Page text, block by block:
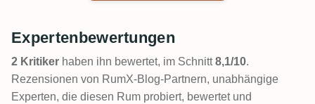
Expertenbewertungen
2 Kritiker haben ihn bewertet, im Schnitt8,1/10.
Rezensionen von RumX-Blog-Partnern, unabhängige
Experten, die diesen Rum probiert, bewertet und